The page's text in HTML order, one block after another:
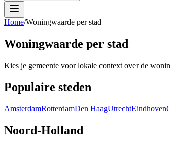
Home/Woningwaarde per stad
Woningwaarde per stad
Kies je gemeente voor lokale context over de
Populaire steden
AmsterdamRotterdamDen HaagUtrechtEindhoven
Noord-Holland